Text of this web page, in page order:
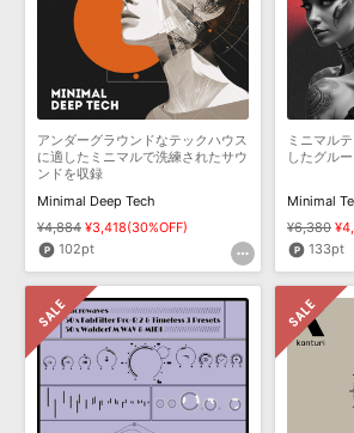
アンダーグラウンドなテックハウス
に適したミニマルで洗練されたサウ
ンドを収録
Minimal Deep Tech
¥4,884 ¥3,418(30%OFF)
102pt
ミニマル
したグル
Minimal
¥6,380
133pt